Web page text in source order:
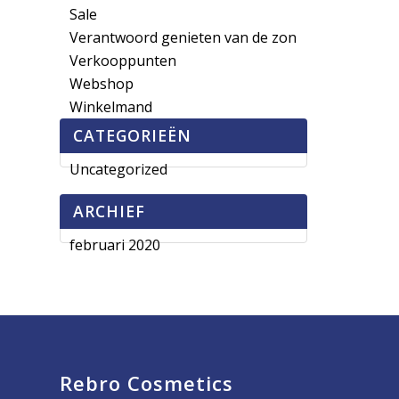
Sale
Verantwoord genieten van de zon
Verkooppunten
Webshop
Winkelmand
CATEGORIEËN
Uncategorized
ARCHIEF
februari 2020
Rebro Cosmetics